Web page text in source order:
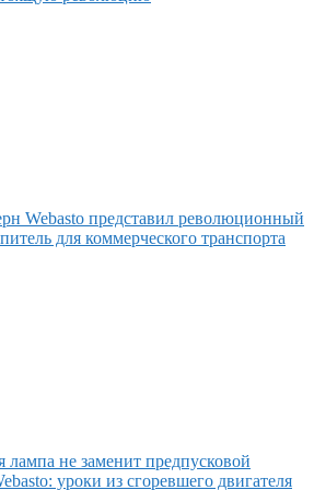
Webasto представил революционный
для коммерческого транспорта
лампа не заменит предпусковой
уроки из сгоревшего двигателя